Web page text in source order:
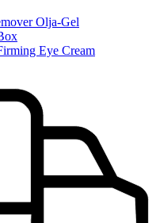
Olja-Gel
Eye Cream